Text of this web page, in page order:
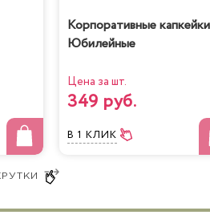
Корпоративные капкейки
Юбилейные
Цена за шт.
349 руб.
В 1 КЛИК